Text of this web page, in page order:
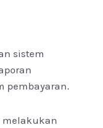
sistem
pembayaran.
melakukan